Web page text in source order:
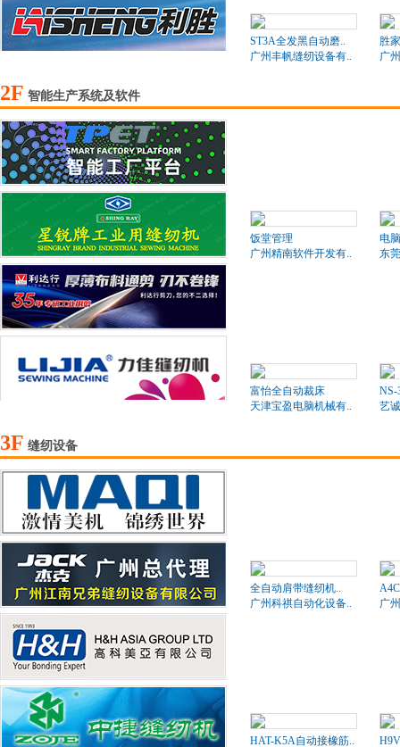
ST3A全发黑自动磨..
广州丰帆缝纫设备有..
胜
广
2F 智能生产系统及软件
饭堂管理
广州精南软件开发有..
电
东
富怡全自动裁床
天津宝盈电脑机械有..
NS-
艺
3F 缝纫设备
全自动肩带缝纫机..
广州科祺自动化设备..
广
HAT-K5A自动接橡筋..